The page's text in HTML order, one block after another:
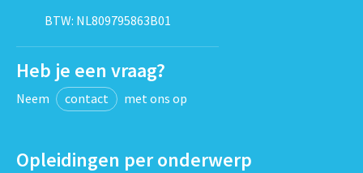
BTW: NL809795863B01
Heb je een vraag?
Neem contact met ons op
Opleidingen per onderwerp